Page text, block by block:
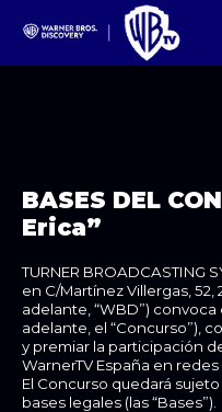
BASES DEL
Erica”
TURNER BROADCASTING
en C/Martínez Villergas, 52,
adelante, “WBD”) convoca
adelante, el “Concurso”),
y premiar la participación
WarnerTV España en redes
El Concurso quedará
bases legales (las “Bases”).